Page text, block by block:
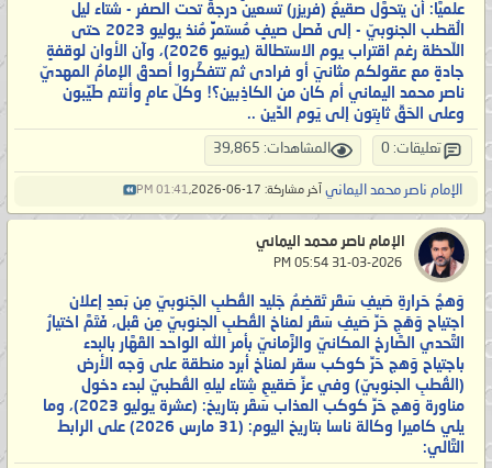
علميًّا: أن يتحوَّل صقيعُ (فريزر) تسعين درجةً تحت الصفر - شتاء ليل
الُقطب الجنوبيّ - إلى فَصل صيفٍ مُستمرٍّ مُنذ يوليو 2023 حتى
اللّحظة رغم اقتراب يوم الاستطالة (يونيو 2026)، وآن الأوان لوقفةٍ
جادةٍ مع عقولكم مثانيَ أو فرادى ثم تتفكَّروا أصدقَ الإمامُ المهديّ
ناصر محمد اليماني أم كان من الكاذِبين؟! وكلّ عامٍ وأنتم طَيِّبون
وعلى الحَقِّ ثابِتون إلى يَوم الدِّين ..
تعليقات: 0 المشاهدات: 39,865
الإمام ناصر محمد اليماني آخر مشاركة: 17-06-2026, 01:41 PM
الإمام ناصر محمد اليماني
وَهجُ حَرارةِ صَيفِ سَقَر تَقضِمُ جَليد القُطبِ الجَنوبيّ مِن بَعدِ إعلان
اجتياح وَهَجِ حَرِّ صَيفِ سَقَر لمناخ القُطبِ الجنوبيّ مِن قَبل، فَتَمَّ اختيارُ
التَّحدي الصَّارخ المكانيّ والزَّمانيّ بأمر الله الواحد القَهَّار بالبدء
باجتياح وَهج حَرِّ كوكب سقر لمناخ أبرد منطقة على وَجه الأرض
(القُطبِ الجنوبيّ) وفي عزِّ صَقيعِ شِتاء ليلهِ القُطبيّ لبدء دخول
مناورة وَهج حَرِّ كوكب العذاب سَقَر بتاريخ: (عشرة يوليو 2023)، وما
يلي كاميرا وكالة ناسا بتاريخ اليوم: (31 مارس 2026) على الرابط
التَّالي: